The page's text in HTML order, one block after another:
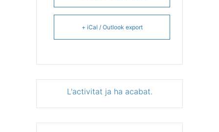
+ iCal / Outlook export
L'activitat ja ha acabat.